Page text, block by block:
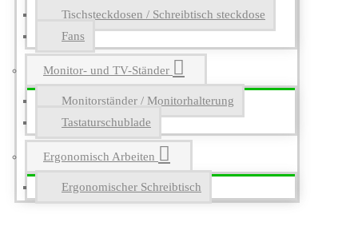
Tischsteckdosen / Schreibtisch steckdose
Fans
Monitor- und TV-Ständer
Monitorständer / Monitorhalterung
Tastaturschublade
Ergonomisch Arbeiten
Ergonomischer Schreibtisch